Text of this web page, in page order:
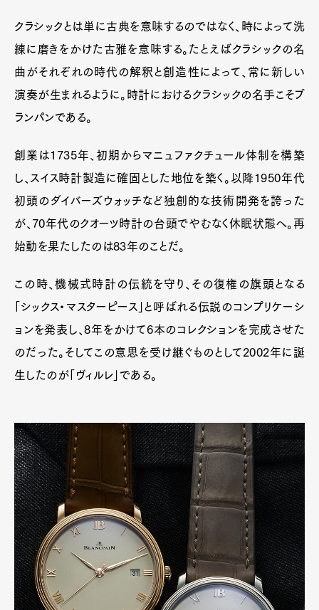
クラシックとは単に古典を意味するのではなく、時によって洗
練に磨きをかけた古雅を意味する。たとえばクラシックの名
曲がそれぞれの時代の解釈と創造性によって、常に新しい
演奏が生まれるように。時計におけるクラシックの名手こそブ
ランパンである。
創業は1735年、初期からマニュファクチュール体制を構築
し、スイス時計製造に確固とした地位を築く。以降1950年代
初頭のダイバーズウォッチなど独創的な技術開発を誇った
が、70年代のクオーツ時計の台頭でやむなく休眠状態へ。再
始動を果たしたのは83年のことだ。
この時、機械式時計の伝統を守り、その復権の旗頭となる
「シックス・マスターピース」と呼ばれる伝説のコンプリケーシ
ョンを発表し、8年をかけて6本のコレクションを完成させた
のだった。そしてこの意思を受け継ぐものとして2002年に誕
生したのが「ヴィルレ」である。